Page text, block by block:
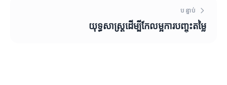
បន្ទាប់
យុទ្ធសាស្ត្រដើម្បីកែលម្អការបញ្ចុះតម្លៃ